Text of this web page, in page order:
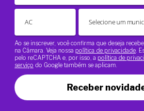
Ao se inscrever, você confirma que deseja
na Câmara. Veja nossa política de privacidade .
pelo reCAPTCHA e, por isso, a política de
serviço do Google também se aplicam.
Receber